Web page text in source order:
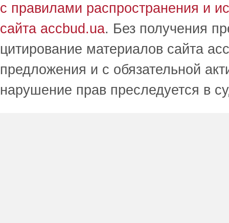
с правилами распространения и
сайта accbud.ua. Без получения
цитирование материалов сайта
предложения и с обязательной
нарушение прав преследуется в